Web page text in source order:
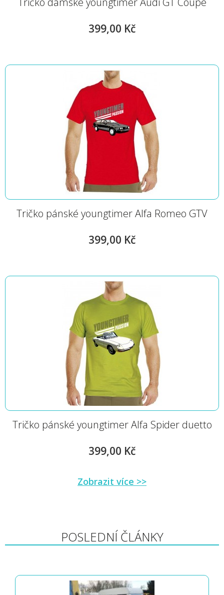
399,00 Kč
Tričko pánské youngtimer Alfa Romeo GTV
399,00 Kč
Tričko pánské youngtimer Alfa Spider duetto
399,00 Kč
Zobrazit více >>
POSLEDNÍ ČLÁNKY